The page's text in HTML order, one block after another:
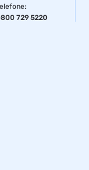
Especificações
:
729 5220